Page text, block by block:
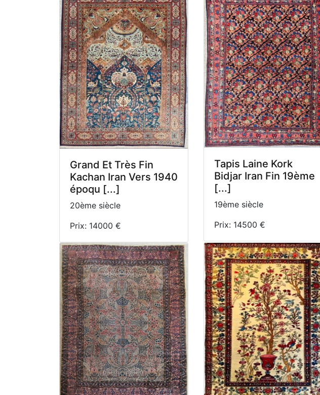
Grand Et Très Fin
Kachan Iran Vers 1940
époqu [...]
20ème siècle
Prix: 14000 €
Tapis Laine Kork
Bidjar Iran Fin 19ème
[...]
19ème siècle
Prix: 14500 €